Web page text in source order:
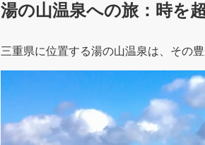
湯の山温泉への旅：時を
三重県に位置する湯の山温泉は、その